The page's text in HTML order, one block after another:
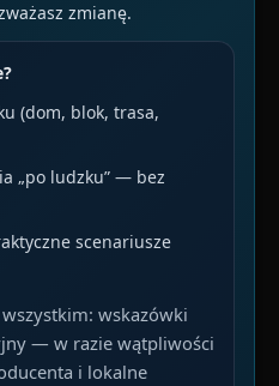
zmianę.
(dom, blok, trasa,
„po ludzku” — bez
scenariusze
wskazówki
— w razie wątpliwości
i lokalne